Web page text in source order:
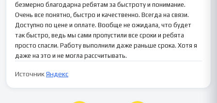
безмерно благодарна ребятам за быстроту и понимание.
Очень все понятно, быстро и качественно. Всегда на связи.
Доступно по цене и оплате. Вообще не ожидала, что будет
так быстро, ведь мы сами пропустили все сроки и ребята
просто спасли. Работу выполнили даже раньше срока. Хотя я
даже на это и не могла рассчитывать.
ИсточникЯндекс